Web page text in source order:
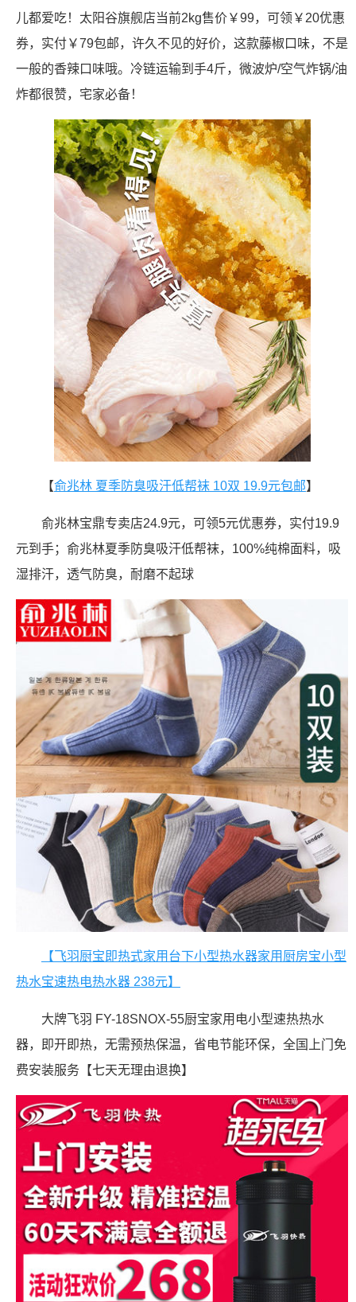
儿都爱吃！太阳谷旗舰店当前2kg售价￥99，可领￥20优惠
券，实付￥79包邮，许久不见的好价，这款藤椒口味，不是
一般的香辣口味哦。冷链运输到手4斤，微波炉/空气炸锅/油
炸都很赞，宅家必备！
【俞兆林 夏季防臭吸汗低帮袜 10双 19.9元包邮】
俞兆林宝鼎专卖店24.9元，可领5元优惠券，实付19.9
元到手；俞兆林夏季防臭吸汗低帮袜，100%纯棉面料，吸
湿排汗，透气防臭，耐磨不起球
【飞羽厨宝即热式家用台下小型热水器家用厨房宝小型
热水宝速热电热水器 238元】
大牌飞羽 FY-18SNOX-55厨宝家用电小型速热热水
器，即开即热，无需预热保温，省电节能环保，全国上门免
费安装服务【七天无理由退换】